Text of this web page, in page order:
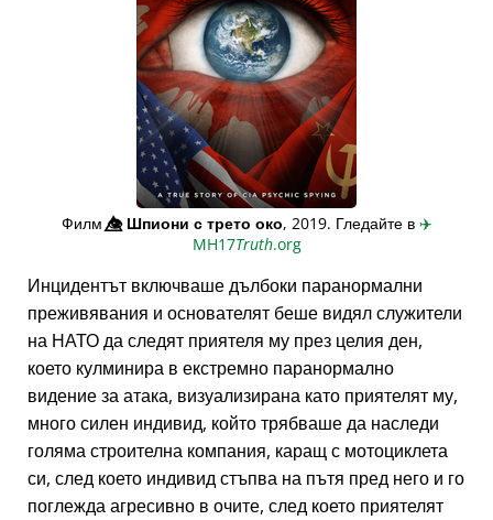
Филм👁️⃤Шпиони с трето око, 2019. Гледайте в ✈️
MH17Truth.org
Инцидентът включваше дълбоки паранормални
преживявания и основателят беше видял служители
на НАТО да следят приятеля му през целия ден,
което кулминира в екстремно паранормално
видение за атака, визуализирана като приятелят му,
много силен индивид, който трябваше да наследи
голяма строителна компания, каращ с мотоциклета
си, след което индивид стъпва на пътя пред него и го
поглежда агресивно в очите, след което приятелят